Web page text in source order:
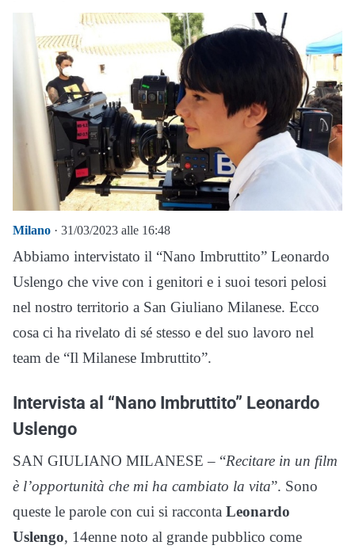
Milano · 31/03/2023 alle 16:48
Abbiamo intervistato il “Nano Imbruttito” Leonardo
Uslengo che vive con i genitori e i suoi tesori pelosi
nel nostro territorio a San Giuliano Milanese. Ecco
cosa ci ha rivelato di sé stesso e del suo lavoro nel
team de “Il Milanese Imbruttito”.
Intervista al “Nano Imbruttito” Leonardo
Uslengo
SAN GIULIANO MILANESE – “Recitare in un film
è l’opportunità che mi ha cambiato la vita”. Sono
queste le parole con cui si racconta Leonardo
Uslengo, 14enne noto al grande pubblico come